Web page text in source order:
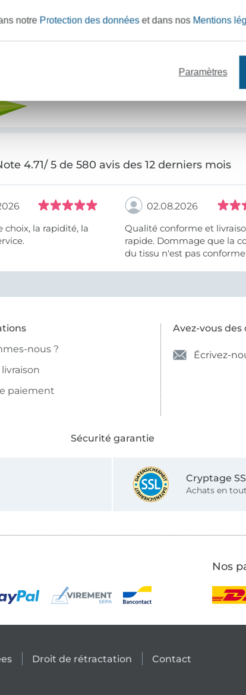
adresse e-mail
4.71/ 5 de 580 avis des 12 derniers mois
02.08.2026
Qualité conforme et
rapide. Dommage que la
du tissu n'est pas
nous ?
livraison
paiement
Avez-vous des
Écrivez-
Sécurité garantie
Cryptage
Achats en
Nos
Droit de rétractation Contact
notre Protection des donnéeset dans nos Mentions
Paramètres